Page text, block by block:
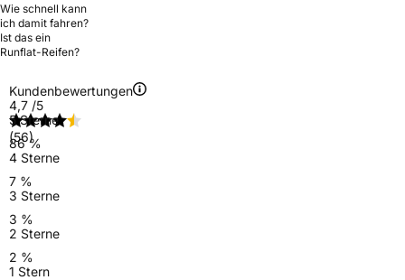
Wie schnell kann
ich damit fahren?
Ist das ein
Runflat-Reifen?
Kundenbewertungen
4,7 /5
(56)
5 Sterne
86 %
4 Sterne
7 %
3 Sterne
3 %
2 Sterne
2 %
1 Stern